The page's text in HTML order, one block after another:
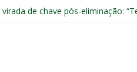
de chave pós-eliminação:
e mira decisão: “Terça-feira
no Nilton Santos